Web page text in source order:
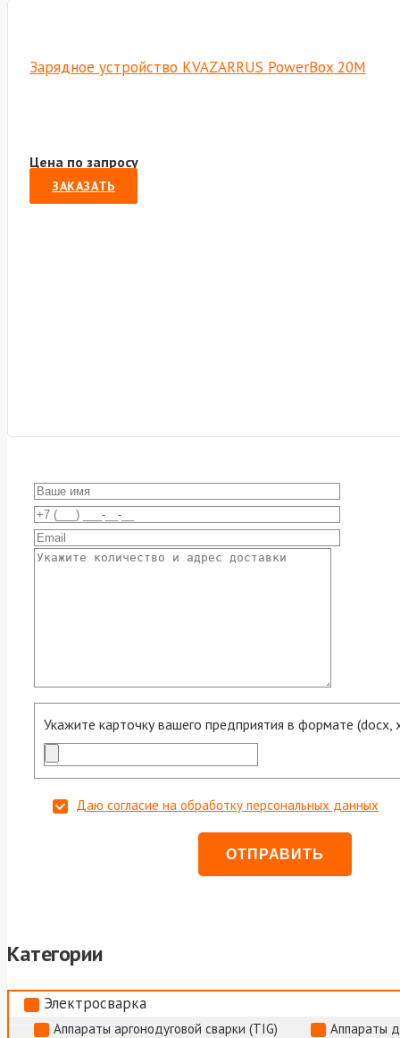
Зарядное устройство KVAZARRUS PowerBox 20M
Цена по запросу
ЗАКАЗАТЬ
Укажите карточку вашего предприятия в формате (docx,
Даю согласие на обработку персональных данных
Категории
Электросварка
Аппараты аргонодуговой сварки (TIG)
Аппараты